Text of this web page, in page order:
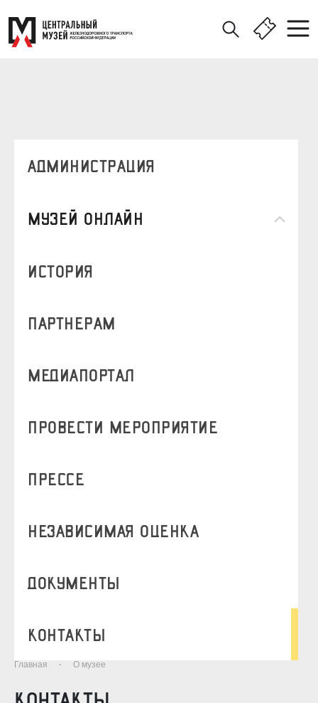
Администрация
Музей онлайн
история
партнерам
медиапортал
Провести мероприятие
прессе
независимая оценка
документы
контакты
Главная · О музее